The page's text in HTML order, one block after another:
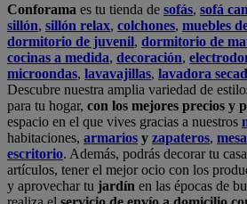
Conforama es tu tienda de sofás, sofá
sillón, sillón relax, colchones, muebles
dormitorio de juvenil, dormitorio de
cocinas a medida, decoración,
microondas, lavavajillas, lavadora
Descubre nuestra amplia variedad de
para tu hogar, con los mejores precios y
espacio en el que vives gracias a nuestros
habitaciones, armarios y zapateros,
escritorio. Además, podrás decorar tu
artículos, tener el mejor ocio con los
y aprovechar tu jardín en las épocas de